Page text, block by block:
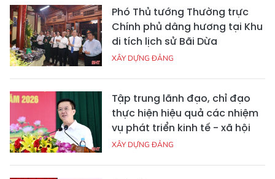
Phó Thủ tướng Thường trực
Chính phủ dâng hương tại Khu
di tích lịch sử Bãi Dừa
XÂY DỰNG ĐẢNG
Tập trung lãnh đạo, chỉ đạo
thực hiện hiệu quả các nhiệm
vụ phát triển kinh tế - xã hội
XÂY DỰNG ĐẢNG